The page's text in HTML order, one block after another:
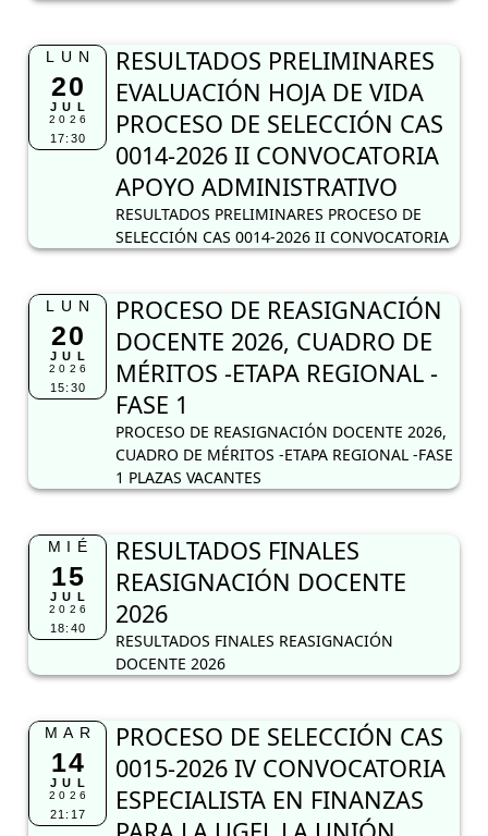
LUN
20
JUL
2026
17:30
RESULTADOS PRELIMINARES
EVALUACIÓN HOJA DE VIDA
PROCESO DE SELECCIÓN CAS
0014-2026 II CONVOCATORIA
APOYO ADMINISTRATIVO
RESULTADOS PRELIMINARES PROCESO DE
SELECCIÓN CAS 0014-2026 II CONVOCATORIA
LUN
20
JUL
2026
15:30
PROCESO DE REASIGNACIÓN
DOCENTE 2026, CUADRO DE
MÉRITOS -ETAPA REGIONAL -
FASE 1
PROCESO DE REASIGNACIÓN DOCENTE 2026,
CUADRO DE MÉRITOS -ETAPA REGIONAL -FASE
1 PLAZAS VACANTES
MIÉ
15
JUL
2026
18:40
RESULTADOS FINALES
REASIGNACIÓN DOCENTE
2026
RESULTADOS FINALES REASIGNACIÓN
DOCENTE 2026
MAR
14
JUL
2026
21:17
PROCESO DE SELECCIÓN CAS
0015-2026 IV CONVOCATORIA
ESPECIALISTA EN FINANZAS